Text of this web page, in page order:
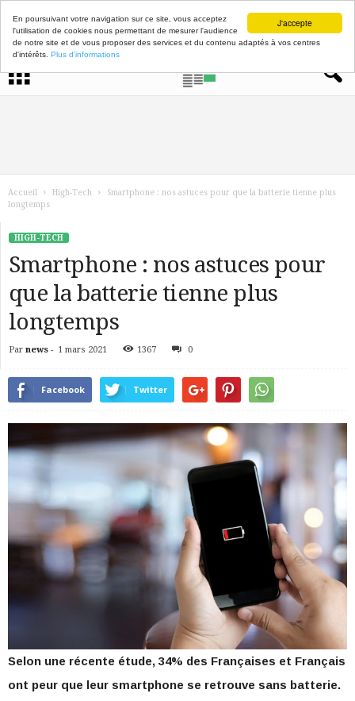
J'accepte
En poursuivant votre navigation sur ce site, vous acceptez
l'utilisation de cookies nous permettant de mesurer l'audience
de notre site et de vous proposer des services et du contenu adaptés à vos centres
d'intérêts. Plus d'informations
Accueil High-Tech
Smartphone : nos astuces pour que la batterie tienne plus
longtemps
HIGH-TECH
Smartphone : nos astuces pour
que la batterie tienne plus
longtemps
Par news - 1 mars 2021 1367 0
Facebook Twitter
Selon une récente étude, 34% des Françaises et Français
ont peur que leur smartphone se retrouve sans batterie.